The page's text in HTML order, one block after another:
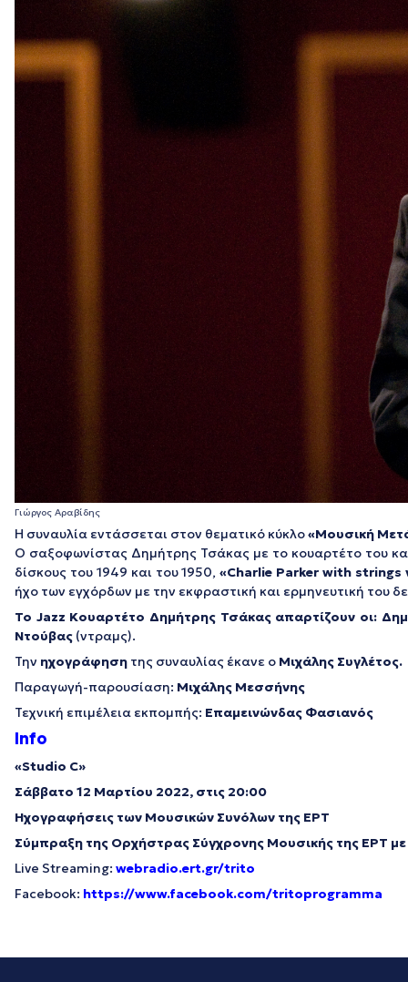
Γιώργος Αραβίδης
Η συναυλία εντάσσεται στον θεματικό κύκλο«Μουσική
Ο σαξοφωνίστας Δημήτρης Τσάκας με το κουαρτέτο του
δίσκους του 1949 και του 1950,«Charlie Parker with strings
ήχο των εγχόρδων με την εκφραστική και ερμηνευτική του
Το Jazz Κουαρτέτο Δημήτρης Τσάκας απαρτίζουν οι:
Ντούβας (ντραμς).
Την ηχογράφηση της συναυλίας έκανε ο Μιχάλης Συγλέτος.
Παραγωγή-παρουσίαση: Μιχάλης Μεσσήνης
Τεχνική επιμέλεια εκπομπής: Επαμεινώνδας Φασιανός
Info
«Studio C»
Σάββατο 12 Μαρτίου 2022, στις 20:00
Ηχογραφήσεις των Μουσικών Συνόλων της ΕΡΤ
Σύμπραξη της Ορχήστρας Σύγχρονης Μουσικής της ΕΡΤ
Live Streaming: webradio.ert.gr/trito
Facebook: https://www.facebook.com/tritoprogramma